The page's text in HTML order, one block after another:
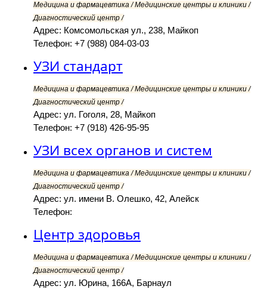
Медицина и фармацевтика / Медицинские центры и клиники /
Диагностический центр /
Адрес: Комсомольская ул., 238, Майкоп
Телефон: +7 (988) 084-03-03
УЗИ стандарт
Медицина и фармацевтика / Медицинские центры и клиники /
Диагностический центр /
Адрес: ул. Гоголя, 28, Майкоп
Телефон: +7 (918) 426-95-95
УЗИ всех органов и систем
Медицина и фармацевтика / Медицинские центры и клиники /
Диагностический центр /
Адрес: ул. имени В. Олешко, 42, Алейск
Телефон:
Центр здоровья
Медицина и фармацевтика / Медицинские центры и клиники /
Диагностический центр /
Адрес: ул. Юрина, 166А, Барнаул